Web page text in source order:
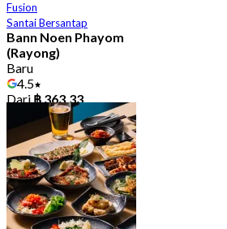
Fusion
Santai Bersantap
Bann Noen Phayom
(Rayong)
Baru
4.5
Dari฿ 363.33